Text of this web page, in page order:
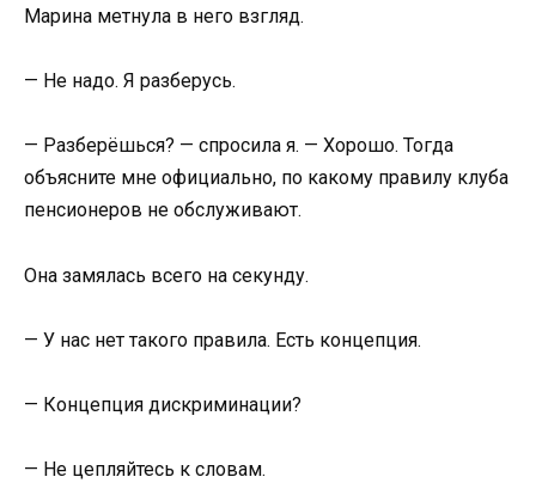
Марина метнула в него взгляд.
— Не надо. Я разберусь.
— Разберёшься? — спросила я. — Хорошо. Тогда
объясните мне официально, по какому правилу клуба
пенсионеров не обслуживают.
Она замялась всего на секунду.
— У нас нет такого правила. Есть концепция.
— Концепция дискриминации?
— Не цепляйтесь к словам.